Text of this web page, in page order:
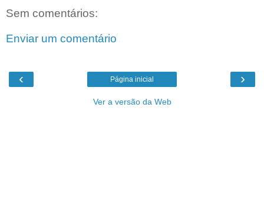
Sem comentários:
Enviar um comentário
‹ ›
Página inicial
Ver a versão da Web